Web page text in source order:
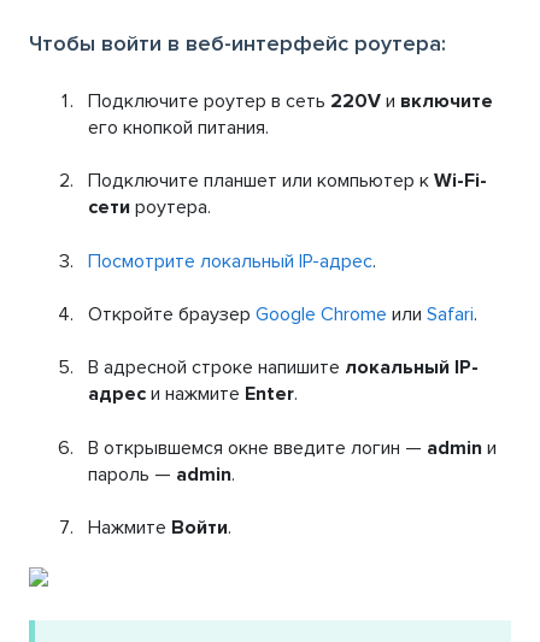
Чтобы войти в веб-интерфейс роутера:
Подключите роутер в сеть 220V и включите
его кнопкой питания.
Подключите планшет или компьютер к Wi-Fi-
сети роутера.
Посмотрите локальный IP-адрес.
Откройте браузер Google Chrome или Safari.
В адресной строке напишите локальный IP-
адрес и нажмите Enter.
В открывшемся окне введите логин — admin и
пароль — admin.
Нажмите Войти.